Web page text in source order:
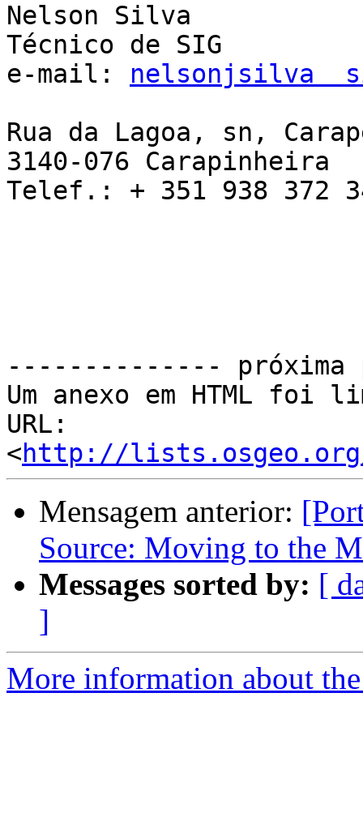
Nelson Silva
Técnico de SIG
e-mail: nelsonjsilva
Rua da Lagoa, sn,
3140-076 Carapinheira
Telef.: + 351 938 372
--------------
Um anexo em HTML foi
URL:
<http://lists.osgeo.org/
Mensagem anterior:
Source: Moving to the
Messages sorted by: [
]
More information about